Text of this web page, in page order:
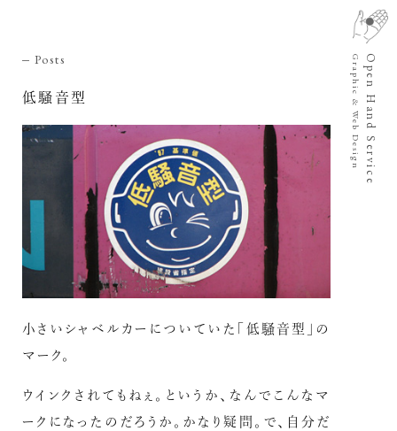
Open Hand Service
Graphic & Web Design
Posts
低騒音型
小さいシャベルカーについていた「低騒音型」の
マーク。
ウインクされてもねぇ。というか、なんでこんなマ
ークになったのだろうか。かなり疑問。で、自分だ